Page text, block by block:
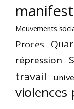
Mouvements
Procès
répression
travail
violences